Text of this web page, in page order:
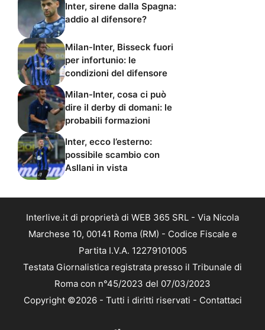
Inter, sirene dalla Spagna:
addio al difensore?
Milan-Inter, Bisseck fuori
per infortunio: le
condizioni del difensore
Milan-Inter, cosa ci può
dire il derby di domani: le
probabili formazioni
Inter, ecco l’esterno:
possibile scambio con
Asllani in vista
Interlive.it di proprietà di WEB 365 SRL - Via Nicola
Marchese 10, 00141 Roma (RM) - Codice Fiscale e
Partita I.V.A. 12279101005
Testata Giornalistica registrata presso il Tribunale di
Roma con n°45/2023 del 07/03/2023
Copyright ©2026 - Tutti i diritti riservati - Contattaci